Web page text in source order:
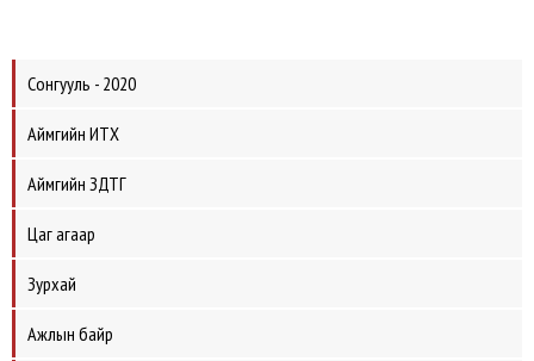
Сонгууль - 2020
Аймгийн ИТХ
Аймгийн ЗДТГ
Цаг агаар
Зурхай
Ажлын байр